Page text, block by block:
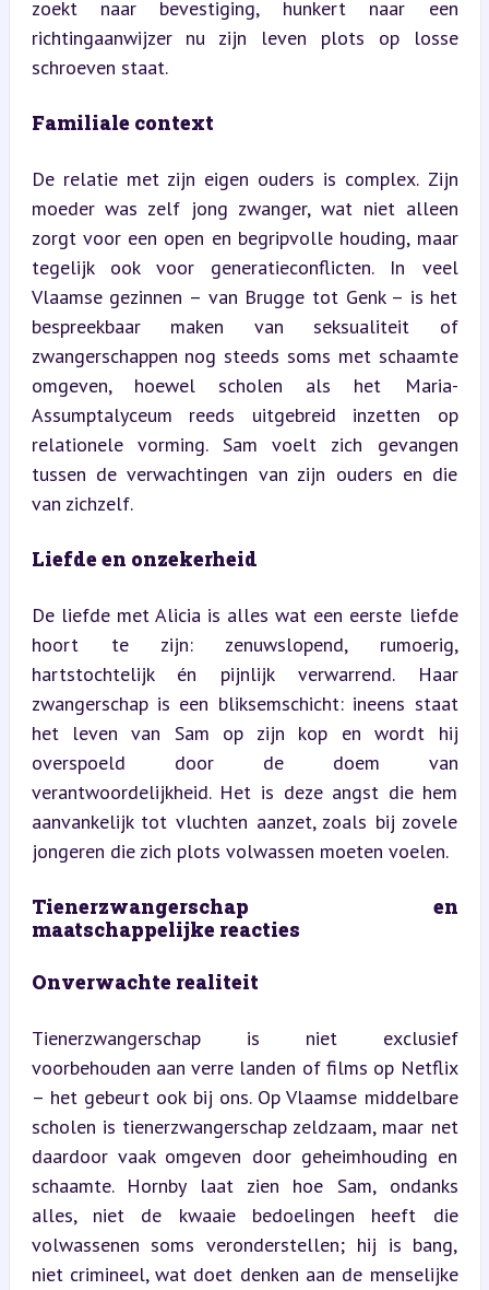
zoekt naar bevestiging, hunkert naar een
richtingaanwijzer nu zijn leven plots op losse
schroeven staat.
Familiale context
De relatie met zijn eigen ouders is complex. Zijn
moeder was zelf jong zwanger, wat niet alleen
zorgt voor een open en begripvolle houding, maar
tegelijk ook voor generatieconflicten. In veel
Vlaamse gezinnen – van Brugge tot Genk – is het
bespreekbaar maken van seksualiteit of
zwangerschappen nog steeds soms met schaamte
omgeven, hoewel scholen als het Maria-
Assumptalyceum reeds uitgebreid inzetten op
relationele vorming. Sam voelt zich gevangen
tussen de verwachtingen van zijn ouders en die
van zichzelf.
Liefde en onzekerheid
De liefde met Alicia is alles wat een eerste liefde
hoort te zijn: zenuwslopend, rumoerig,
hartstochtelijk én pijnlijk verwarrend. Haar
zwangerschap is een bliksemschicht: ineens staat
het leven van Sam op zijn kop en wordt hij
overspoeld door de doem van
verantwoordelijkheid. Het is deze angst die hem
aanvankelijk tot vluchten aanzet, zoals bij zovele
jongeren die zich plots volwassen moeten voelen.
Tienerzwangerschap en
maatschappelijke reacties
Onverwachte realiteit
Tienerzwangerschap is niet exclusief
voorbehouden aan verre landen of films op Netflix
– het gebeurt ook bij ons. Op Vlaamse middelbare
scholen is tienerzwangerschap zeldzaam, maar net
daardoor vaak omgeven door geheimhouding en
schaamte. Hornby laat zien hoe Sam, ondanks
alles, niet de kwaaie bedoelingen heeft die
volwassenen soms veronderstellen; hij is bang,
niet crimineel, wat doet denken aan de menselijke